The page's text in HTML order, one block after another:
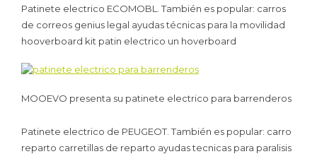
Patinete electrico ECOMOBL. También es popular: carros
de correos genius legal ayudas técnicas para la movilidad
hooverboard kit patin electrico un hoverboard
MOOEVO presenta su patinete electrico para barrenderos
Patinete electrico de PEUGEOT. También es popular: carro
reparto carretillas de reparto ayudas tecnicas para paralisis